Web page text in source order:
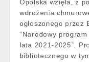
Opolska wzięła, z
wdrożenia
ogłoszonego przez
“Narodowy
lata 2021-2025”.
bibliotecznego w